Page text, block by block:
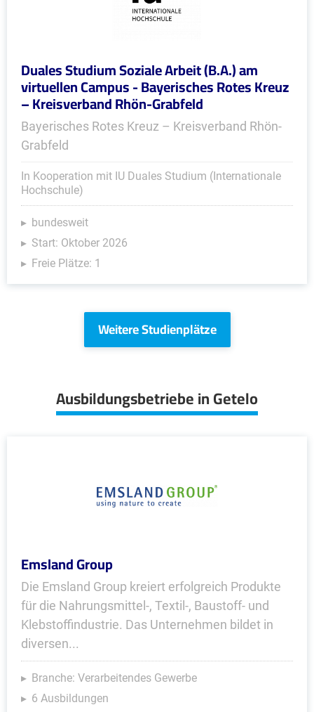
Duales Studium Soziale Arbeit (B.A.) am
virtuellen Campus - Bayerisches Rotes Kreuz
– Kreisverband Rhön-Grabfeld
Bayerisches Rotes Kreuz – Kreisverband Rhön-
Grabfeld
In Kooperation mit IU Duales Studium (Internationale
Hochschule)
bundesweit
Start: Oktober 2026
Freie Plätze: 1
Weitere Studienplätze
Ausbildungsbetriebe in Getelo
Emsland Group
Die Emsland Group kreiert erfolgreich Produkte
für die Nahrungsmittel-, Textil-, Baustoff- und
Klebstoffindustrie. Das Unternehmen bildet in
diversen...
Branche: Verarbeitendes Gewerbe
6 Ausbildungen